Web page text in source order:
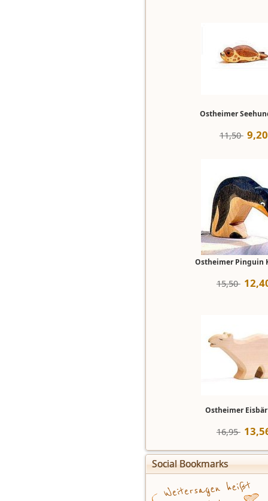
Ostheimer
11,50  9,20
Ostheimer Pinguin
15,50  12,
Ostheimer
16,95  13,
Social Bookmarks